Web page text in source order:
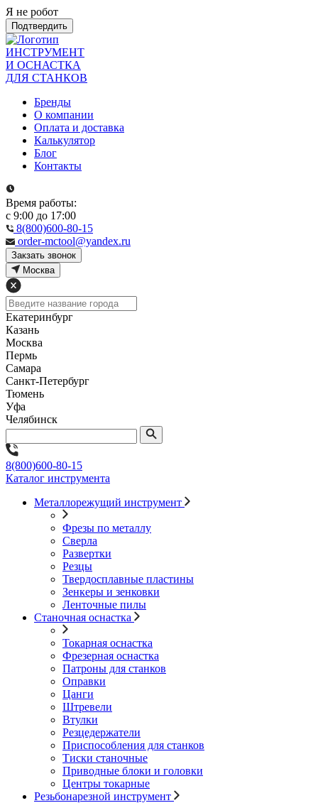
Я не робот
Подтвердить
ИНСТРУМЕНТ
И ОСНАСТКА
ДЛЯ СТАНКОВ
Бренды
О компании
Оплата и доставка
Калькулятор
Блог
Контакты
Время работы:
с 9:00 до 17:00
8(800)600-80-15
order-mctool@yandex.ru
Закзать звонок
Москва
Екатеринбург
Казань
Москва
Пермь
Самара
Санкт-Петербург
Тюмень
Уфа
Челябинск
8(800)600-80-15
Каталог инструмента
Металлорежущий инструмент
Фрезы по металлу
Сверла
Развертки
Резцы
Твердосплавные пластины
Зенкеры и зенковки
Ленточные пилы
Станочная оснастка
Токарная оснастка
Фрезерная оснастка
Патроны для станков
Оправки
Цанги
Штревели
Втулки
Резцедержатели
Приспособления для станков
Тиски станочные
Приводные блоки и головки
Центры токарные
Резьбонарезной инструмент